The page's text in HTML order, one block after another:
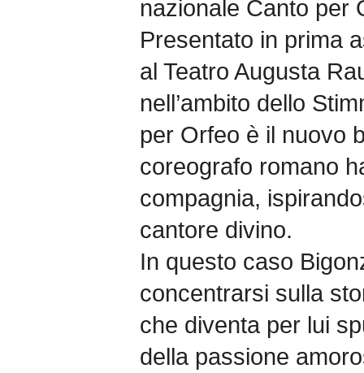
nazionale Canto per
Presentato in prima
al Teatro Augusta
nell’ambito dello
per Orfeo è il nuovo
coreografo romano
compagnia,
cantore divino.
In questo caso
concentrarsi sulla
che diventa per lui
della passione